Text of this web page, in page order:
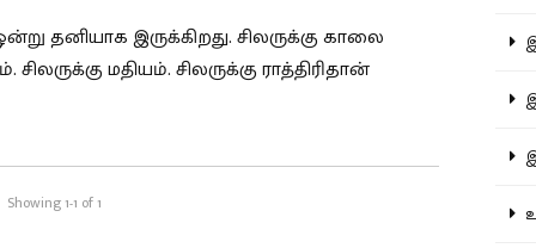
தனியாக இருக்கிறது. சிலருக்கு காலை
மதியம். சிலருக்கு ராத்திரிதான்
Showing 1-1 of 1